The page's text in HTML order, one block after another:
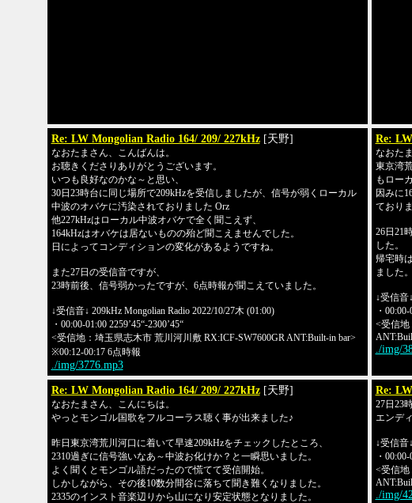
Re: LW Mongolian Radio 164/ 209/ 227kHz [天野]
なおたまさん、こんばんは。
お聴きくださりありがとうございます。
いつも良好なのかな～と思い、
30日23時台に同じ場所で209kHzを受信しましたが、信号が弱くローカル
中波のオバケに汚染されておりました Orz
他227kHzはローカル中波オバケで全く聞こえず、
164kHzはオバケは居ないものの殆ど聞こえませんでした。
日によってコンディションの変化があるようですね。
また27日の受信音ですが、
23時前後、信号弱かったですが、6点時報が聞こえていました。
↓受信音↓ 209kHz Mongolian Radio 2022/10/27木 (01:00)
・00:00-01:00 2259’45“-2300’45“
<受信地：埼玉県志木市 荒川河川敷 RX:ICF-SW7600GR ANT:Built-in bar>
※00:12-00:17 6点時報
./img/3776.mp3
Re:
なおた
東京湾
もロー
因みに
ており
26日21
した。
帰宅時
ました。
↓受信音
・
<受信地
./img/
Re: LW Mongolian Radio 164/ 209/ 227kHz [天野]
なおたまさん、こんにちは。
やっとモンゴル国歌をフルコーラス聴く事が出来ました♪
昨日東京湾荒川河口に着いて早速209kHzをチェックしたところ、
2310過ぎに信号強いなあ～中波お化けか？と一瞬思いました。
よく聞くとモンゴル語だったので慌てて受信開始。
しかしながら、その後10数分間谷に落ちて聞き難くなりました。
2335のインスト音楽辺りから山になり安定状態となりました。
Re:
27日23
エンデ
↓受信音
・
<受信地
./img/